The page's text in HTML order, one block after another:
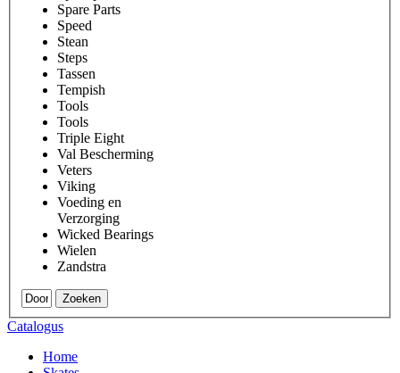
Spare Parts
Speed
Stean
Steps
Tassen
Tempish
Tools
Tools
Triple Eight
Val Bescherming
Veters
Viking
Voeding en
Verzorging
Wicked Bearings
Wielen
Zandstra
Zoeken
Catalogus
Home